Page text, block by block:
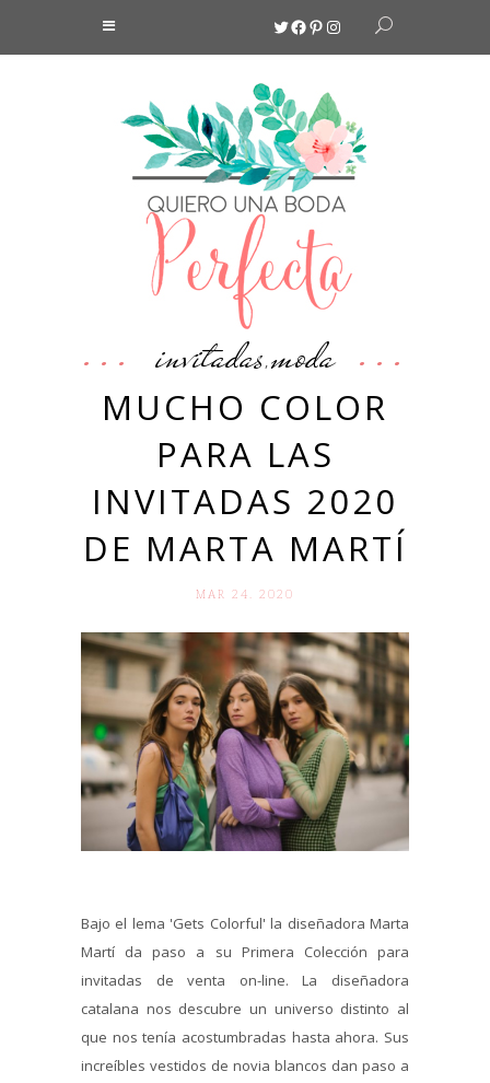
Twitter
Facebook
Pinterest
Instagram
invitadas,moda
MUCHO COLOR
PARA LAS
INVITADAS 2020
DE MARTA MARTÍ
MAR 24. 2020
Bajo el lema 'Gets Colorful' la diseñadora Marta
Martí da paso a su Primera Colección para
invitadas de venta on-line. La diseñadora
catalana nos descubre un universo distinto al
que nos tenía acostumbradas hasta ahora. Sus
increíbles vestidos de novia blancos dan paso a